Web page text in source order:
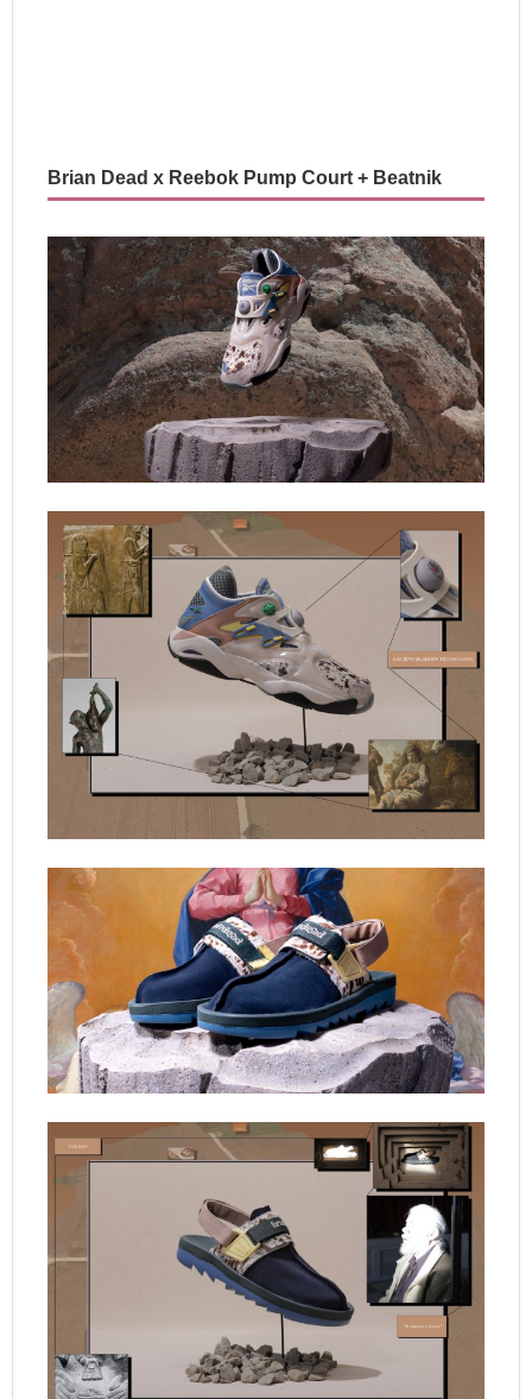
Brian Dead x Reebok Pump Court + Beatnik